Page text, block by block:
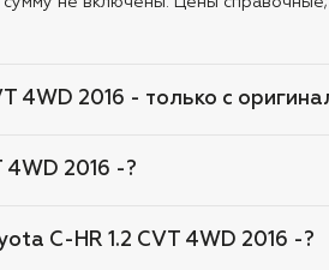
4WD 2016 - только с
4WD 2016 -?
C-HR 1.2 CVT 4WD 2016 -?